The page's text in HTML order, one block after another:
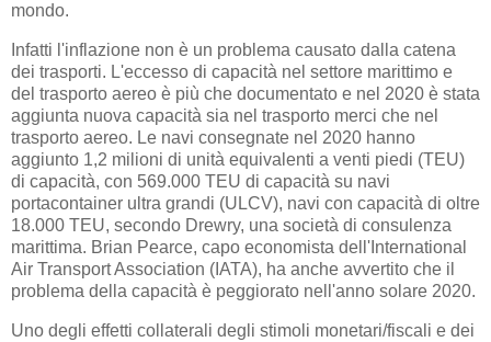
mondo.
Infatti l'inflazione non è un problema causato dalla catena
dei trasporti. L'eccesso di capacità nel settore marittimo e
del trasporto aereo è più che documentato e nel 2020 è stata
aggiunta nuova capacità sia nel trasporto merci che nel
trasporto aereo. Le navi consegnate nel 2020 hanno
aggiunto 1,2 milioni di unità equivalenti a venti piedi (TEU)
di capacità, con 569.000 TEU di capacità su navi
portacontainer ultra grandi (ULCV), navi con capacità di oltre
18.000 TEU, secondo Drewry, una società di consulenza
marittima. Brian Pearce, capo economista dell'International
Air Transport Association (IATA), ha anche avvertito che il
problema della capacità è peggiorato nell'anno solare 2020.
Uno degli effetti collaterali degli stimoli monetari/fiscali e dei